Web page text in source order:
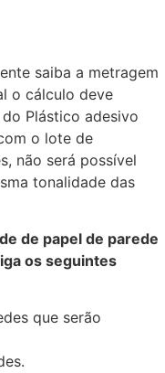
saiba a metragem
o cálculo deve
Plástico adesivo
o lote de
não será possível
tonalidade das
de papel de parede
os seguintes
que serão